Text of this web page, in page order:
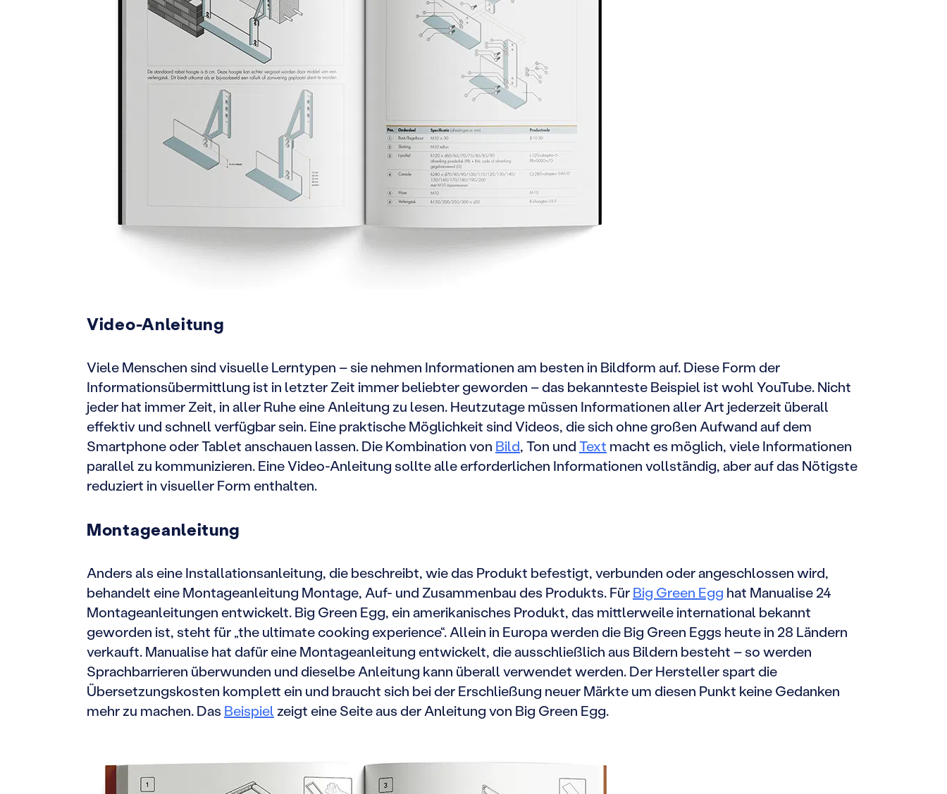
Video-Anleitung
Viele Menschen sind visuelle Lerntypen – sie nehmen Informationen am besten in Bildform auf. Diese Form der
Informationsübermittlung ist in letzter Zeit immer beliebter geworden – das bekannteste Beispiel ist wohl YouTube. Nicht
jeder hat immer Zeit, in aller Ruhe eine Anleitung zu lesen. Heutzutage müssen Informationen aller Art jederzeit überall
effektiv und schnell verfügbar sein. Eine praktische Möglichkeit sind Videos, die sich ohne großen Aufwand auf dem
Smartphone oder Tablet anschauen lassen. Die Kombination von Bild, Ton undText macht es möglich, viele Informationen
parallel zu kommunizieren. Eine Video-Anleitung sollte alle erforderlichen Informationen vollständig, aber auf das Nötigste
reduziert in visueller Form enthalten.
Montageanleitung
Anders als eine Installationsanleitung, die beschreibt, wie das Produkt befestigt, verbunden oder angeschlossen wird,
behandelt eine Montageanleitung Montage, Auf- und Zusammenbau des Produkts. FürBig Green Egg hat Manualise 24
Montageanleitungen entwickelt. Big Green Egg, ein amerikanisches Produkt, das mittlerweile international bekannt
geworden ist, steht für „the ultimate cooking experience“. Allein in Europa werden die Big Green Eggs heute in 28 Ländern
verkauft. Manualise hat dafür eine Montageanleitung entwickelt, die ausschließlich aus Bildern besteht – so werden
Sprachbarrieren überwunden und dieselbe Anleitung kann überall verwendet werden. Der Hersteller spart die
Übersetzungskosten komplett ein und braucht sich bei der Erschließung neuer Märkte um diesen Punkt keine Gedanken
mehr zu machen. Das Beispiel zeigt eine Seite aus der Anleitung von Big Green Egg.